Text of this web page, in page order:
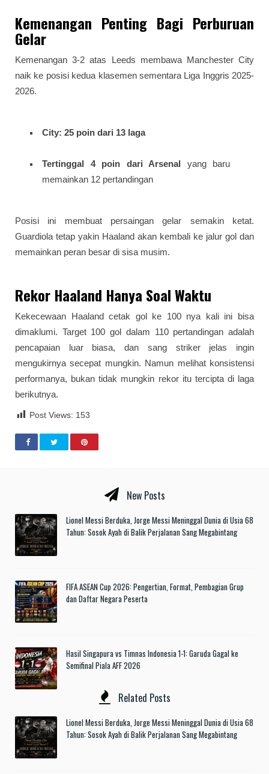
Kemenangan Penting Bagi Perburuan
Gelar
Kemenangan 3-2 atas Leeds membawa Manchester City
naik ke posisi kedua klasemen sementara Liga Inggris 2025-
2026.
City: 25 poin dari 13 laga
Tertinggal 4 poin dari Arsenal yang baru
memainkan 12 pertandingan
Posisi ini membuat persaingan gelar semakin ketat.
Guardiola tetap yakin Haaland akan kembali ke jalur gol dan
memainkan peran besar di sisa musim.
Rekor Haaland Hanya Soal Waktu
Kekecewaan Haaland cetak gol ke 100 nya kali ini bisa
dimaklumi. Target 100 gol dalam 110 pertandingan adalah
pencapaian luar biasa, dan sang striker jelas ingin
mengukirnya secepat mungkin. Namun melihat konsistensi
performanya, bukan tidak mungkin rekor itu tercipta di laga
berikutnya.
Post Views: 153
New Posts
Lionel Messi Berduka, Jorge Messi Meninggal Dunia di Usia 68
Tahun: Sosok Ayah di Balik Perjalanan Sang Megabintang
FIFA ASEAN Cup 2026: Pengertian, Format, Pembagian Grup
dan Daftar Negara Peserta
Hasil Singapura vs Timnas Indonesia 1-1: Garuda Gagal ke
Semifinal Piala AFF 2026
Related Posts
Lionel Messi Berduka, Jorge Messi Meninggal Dunia di Usia 68
Tahun: Sosok Ayah di Balik Perjalanan Sang Megabintang